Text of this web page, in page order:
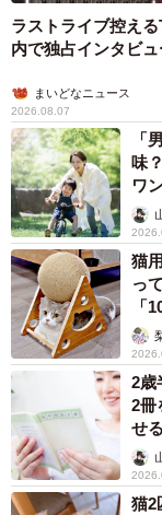
ラストライブ控え
内で独占インタビュ
まいどなニュース
2026.08.07
「
味
ワ
へ
猫
っ
「
2歳
2冊
せ
猫2